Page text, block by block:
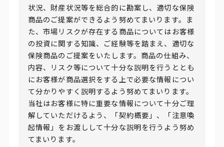
状況、財産状況等を総合的に勘案し、適切な保険
商品のご提案ができるよう努めてまいります。ま
た、市場リスクが存在する商品についてはお客様
の投資に関する知識、ご経験等を踏まえ、適切な
保険商品のご提案をいたします。商品の仕組み、
内容、リスク等について十分な説明を行うととも
にお客様が商品選択をする上で必要な情報につい
て分かりやすく説明するよう努めてまいります。
当社はお客様に特に重要な情報について十分ご理
解していただけるよう、「契約概要」、「注意喚
起情報」をお渡しして十分な説明を行うよう努め
てまいります。